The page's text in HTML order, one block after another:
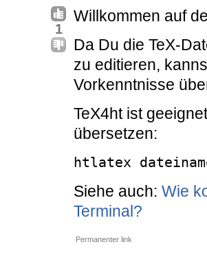
1
Willkommen auf
Da Du die TeX-
zu editieren,
Vorkenntnisse
TeX4ht ist
übersetzen:
htlatex
Siehe auch: Wie
Terminal?
Permanenter link